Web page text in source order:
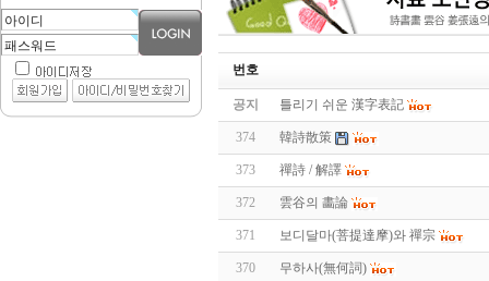
번호
공지 틀리기 쉬운 漢字表記
374 韓詩散策
373 禪詩 / 解譯
372 雲谷의 畵論
371 보디달마(菩提達摩)와 禪宗
370 무하사(無何詞)